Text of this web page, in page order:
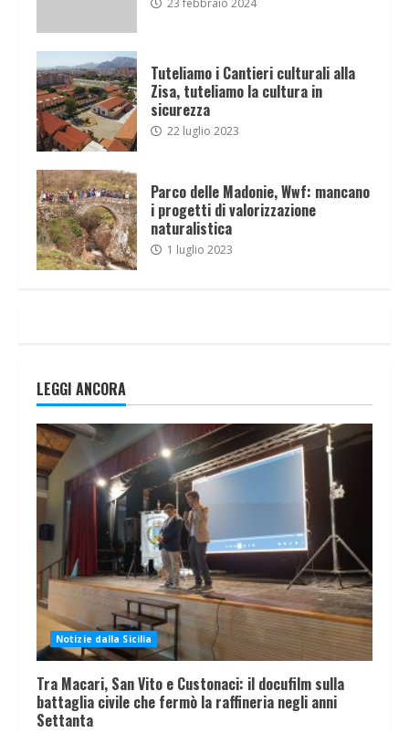
Tuteliamo i Cantieri culturali alla
Zisa, tuteliamo la cultura in
sicurezza
22 luglio 2023
Parco delle Madonie, Wwf: mancano
i progetti di valorizzazione
naturalistica
1 luglio 2023
LEGGI ANCORA
Notizie dalla Sicilia
Tra Macari, San Vito e Custonaci: il docufilm sulla
battaglia civile che fermò la raffineria negli anni
Settanta